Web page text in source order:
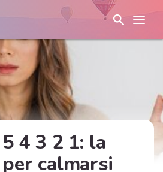
4 3 2 1: la
calmarsi